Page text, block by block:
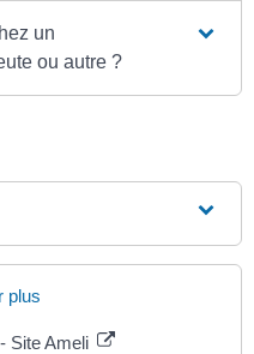
un
ou autre ?
plus
Site Ameli